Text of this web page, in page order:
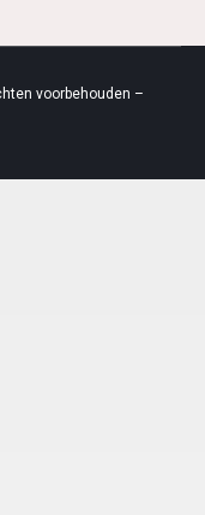
voorbehouden –